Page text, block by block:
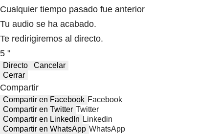
Cualquier tiempo pasado fue anterior
Tu audio se ha acabado.
Te redirigiremos al directo.
5 "
Directo
Cancelar
Cerrar
Compartir
Compartir en Facebook Facebook
Compartir en Twitter Twitter
Compartir en LinkedIn Linkedin
Compartir en WhatsApp WhatsApp